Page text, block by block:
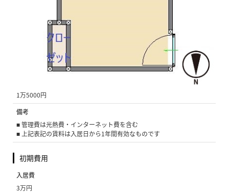
月額費用
1万5000円
備考
■ 管理費は光熱費・インターネット費を含む
■ 上記表記の賃料は入居日から1年間有効なものです
初期費用
入居費
3万円